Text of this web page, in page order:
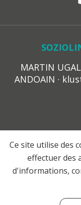
MARTIN
ANDOAIN ·
Ce site utilise des
effectuer des
d'informations,